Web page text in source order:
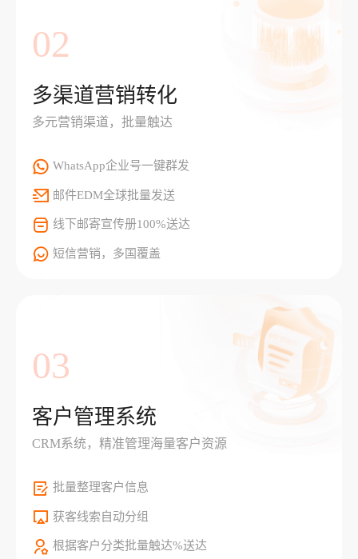
02
多渠道营销转化
多元营销渠道，批量触达
WhatsApp企业号一键群发
邮件EDM全球批量发送
线下邮寄宣传册100%送达
短信营销，多国覆盖
03
客户管理系统
CRM系统，精准管理海量客户资源
批量整理客户信息
获客线索自动分组
根据客户分类批量触达%送达